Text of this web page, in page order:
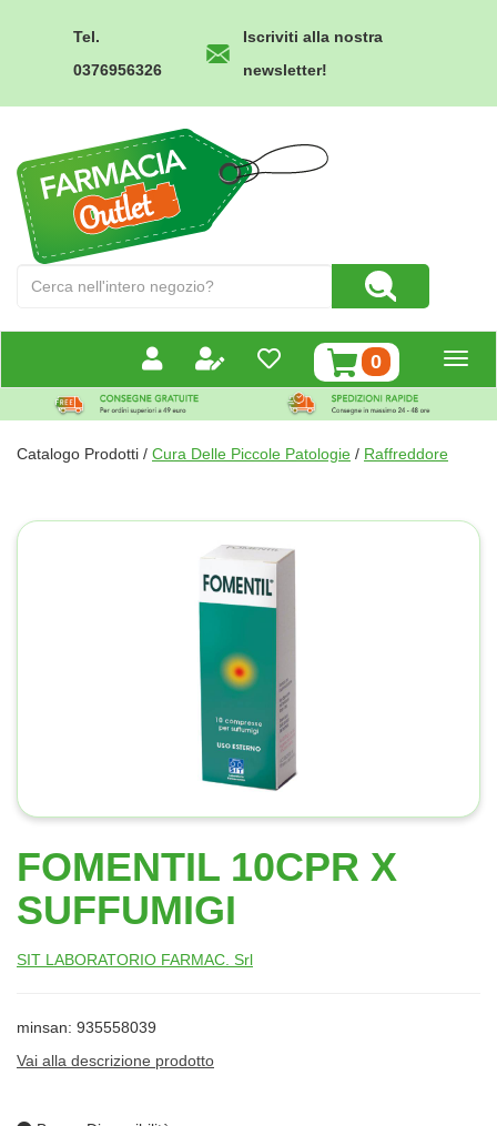
Tel.
0376956326
Iscriviti alla nostra
newsletter!
Outlet
Prodotto
Cerca Prodotto
0prodotti
inseriti
Catalogo Prodotti / Cura Delle Piccole Patologie / Raffreddore
FOMENTIL 10CPR X
SUFFUMIGI
SIT LABORATORIO FARMAC. Srl
minsan: 935558039
Vai alla descrizione prodotto